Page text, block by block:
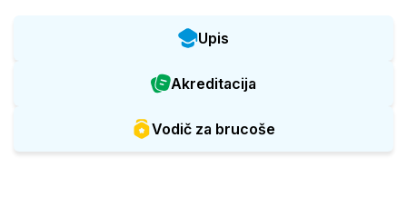
Upis
Akreditacija
Vodič za brucoše